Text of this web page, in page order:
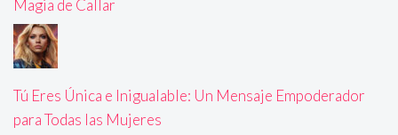
Magia de Callar
Tú Eres Única e Inigualable: Un Mensaje Empoderador
para Todas las Mujeres